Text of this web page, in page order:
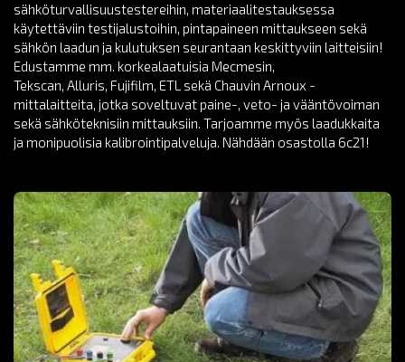
sähköturvallisuustestereihin, materiaalitestauksessa
käytettäviin testijalustoihin, pintapaineen mittaukseen sekä
sähkön laadun ja kulutuksen seurantaan keskittyviin laitteisiin!
Edustamme mm. korkealaatuisia Mecmesin,
Tekscan, Alluris, Fujifilm, ETL sekä Chauvin Arnoux -
mittalaitteita, jotka soveltuvat paine-, veto- ja vääntövoiman
sekä sähköteknisiin mittauksiin. Tarjoamme myös laadukkaita
ja monipuolisia kalibrointipalveluja. Nähdään osastolla 6c21!